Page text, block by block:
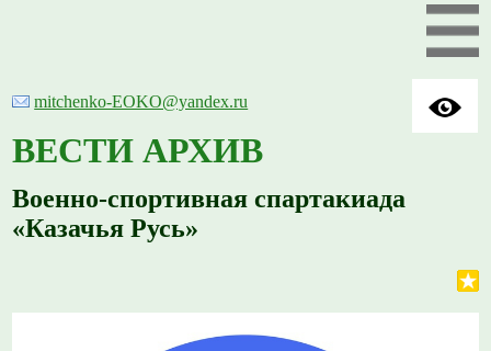
mitchenko-EOKO@yandex.ru
ВЕСТИ АРХИВ
Военно-спортивная спартакиада
«Казачья Русь»